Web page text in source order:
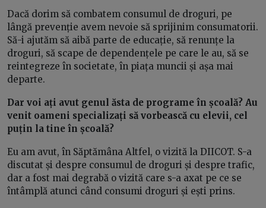
Dacă dorim să combatem consumul de droguri, pe
lângă prevenție avem nevoie să sprijinim consumatorii.
Să-i ajutăm să aibă parte de educație, să renunțe la
droguri, să scape de dependențele pe care le au, să se
reintegreze în societate, în piața muncii și așa mai
departe.
Dar voi ați avut genul ăsta de programe în școală? Au
venit oameni specializați să vorbească cu elevii, cel
puțin la tine în școală?
Eu am avut, în Săptămâna Altfel, o vizită la DIICOT. S-a
discutat și despre consumul de droguri și despre trafic,
dar a fost mai degrabă o vizită care s-a axat pe ce se
întâmplă atunci când consumi droguri și ești prins.